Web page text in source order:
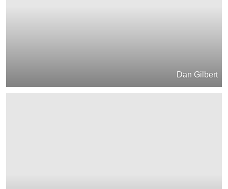
Dan Gilbert